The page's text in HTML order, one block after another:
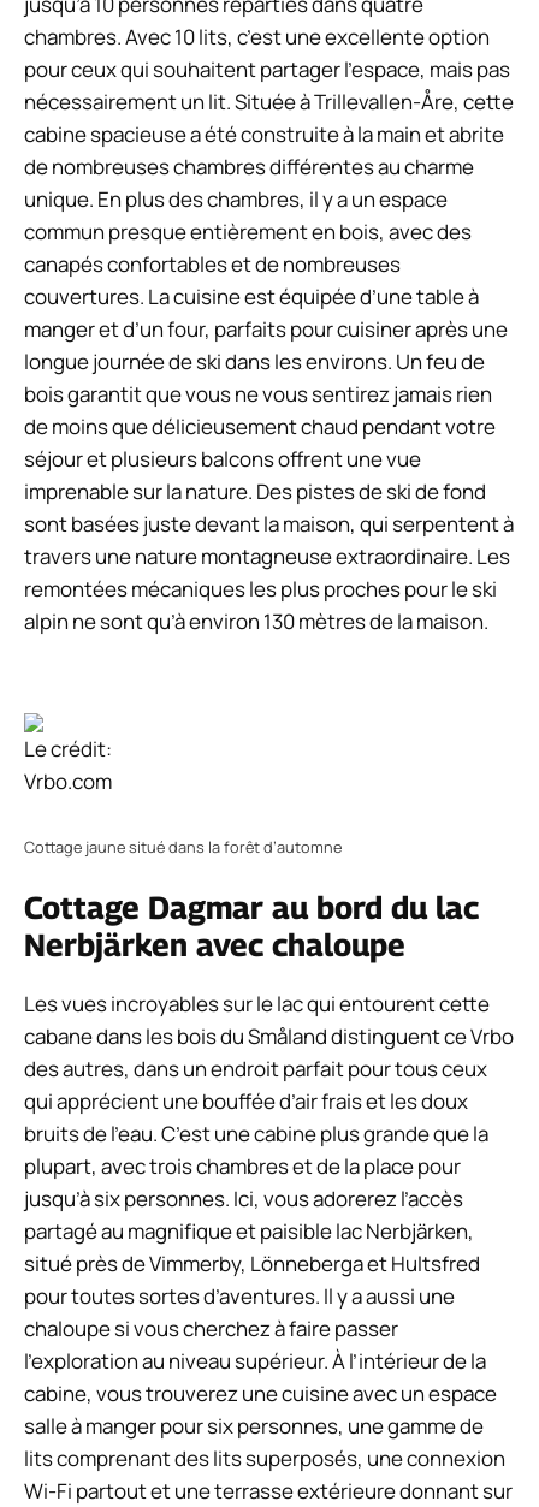
chambres. Avec 10 lits, c’est une excellente option
pour ceux qui souhaitent partager l’espace, mais pas
nécessairement un lit. Située à Trillevallen-Åre, cette
cabine spacieuse a été construite à la main et abrite
de nombreuses chambres différentes au charme
unique. En plus des chambres, il y a un espace
commun presque entièrement en bois, avec des
canapés confortables et de nombreuses
couvertures. La cuisine est équipée d’une table à
manger et d’un four, parfaits pour cuisiner après une
longue journée de ski dans les environs. Un feu de
bois garantit que vous ne vous sentirez jamais rien
de moins que délicieusement chaud pendant votre
séjour et plusieurs balcons offrent une vue
imprenable sur la nature. Des pistes de ski de fond
sont basées juste devant la maison, qui serpentent à
travers une nature montagneuse extraordinaire. Les
remontées mécaniques les plus proches pour le ski
alpin ne sont qu’à environ 130 mètres de la maison.
Le crédit:
Vrbo.com
Cottage jaune situé dans la forêt d’automne
Cottage Dagmar au bord du lac
Nerbjärken avec chaloupe
Les vues incroyables sur le lac qui entourent cette
cabane dans les bois du Småland distinguent ce Vrbo
des autres, dans un endroit parfait pour tous ceux
qui apprécient une bouffée d’air frais et les doux
bruits de l’eau. C’est une cabine plus grande que la
plupart, avec trois chambres et de la place pour
jusqu’à six personnes. Ici, vous adorerez l’accès
partagé au magnifique et paisible lac Nerbjärken,
situé près de Vimmerby, Lönneberga et Hultsfred
pour toutes sortes d’aventures. Il y a aussi une
chaloupe si vous cherchez à faire passer
l’exploration au niveau supérieur. À l’intérieur de la
cabine, vous trouverez une cuisine avec un espace
salle à manger pour six personnes, une gamme de
lits comprenant des lits superposés, une connexion
Wi-Fi partout et une terrasse extérieure donnant sur